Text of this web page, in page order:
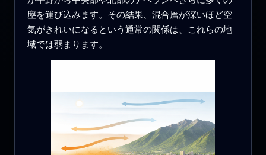
塵を運び込みます。その結果、混合層が深いほど空
気がきれいになるという通常の関係は、これらの地
域では弱まります。